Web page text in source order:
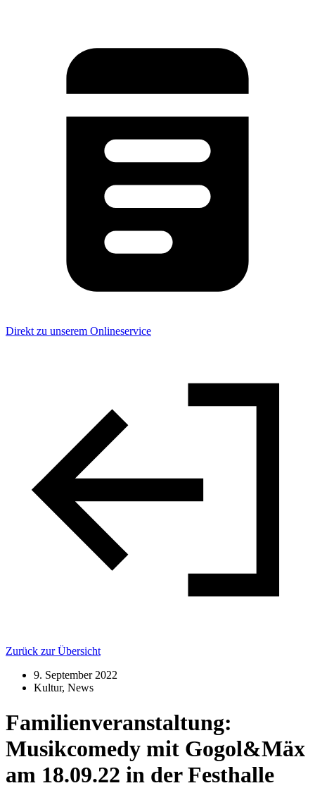
Direkt zu unserem Onlineservice
Zurück zur Übersicht
9. September 2022
Kultur, News
Familienveranstaltung:
Musikcomedy mit Gogol&Mäx
am 18.09.22 in der Festhalle